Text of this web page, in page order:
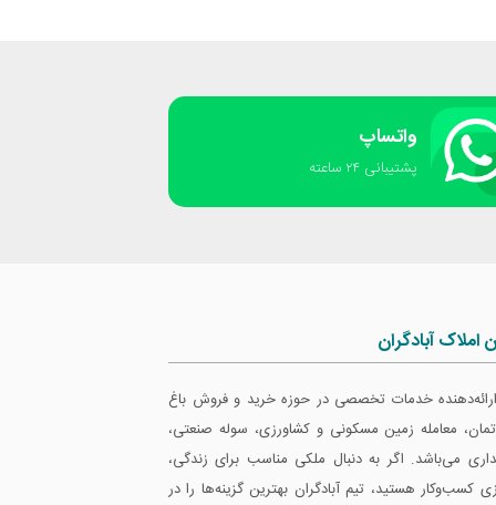
واتساپ
پشتیبانی ٢۴ ساعته
املاک آبادگران
ارائه‌دهنده خدمات تخصصی در حوزه خرید و فروش باغ
معامله زمین مسکونی و کشاورزی، سوله صنعتی،
می‌باشد. اگر به دنبال ملکی مناسب برای زندگی،
کسب‌وکار هستید، تیم آبادگران بهترین گزینه‌ها را در